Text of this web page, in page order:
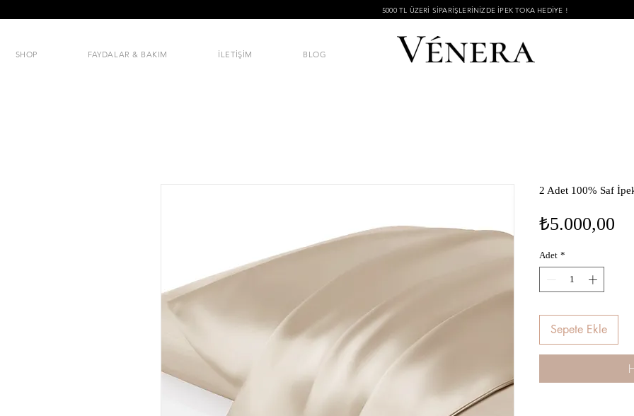
5000 TL ÜZERİ SİPARİŞLERİNİZDE İPEK TOKA HEDİYE !
SHOP FAYDALAR & BAKIM İLETİŞİM BLOG
2 Adet 100% Saf
₺5.000,00
Adet *
Sepete Ekle